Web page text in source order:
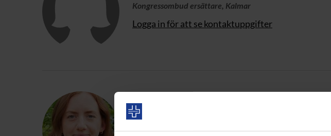
Kongressombud ersättare, Kalmar
Logga in för att se kontaktuppgifter
Avdelningsstyrelse ledamot, Kalmar